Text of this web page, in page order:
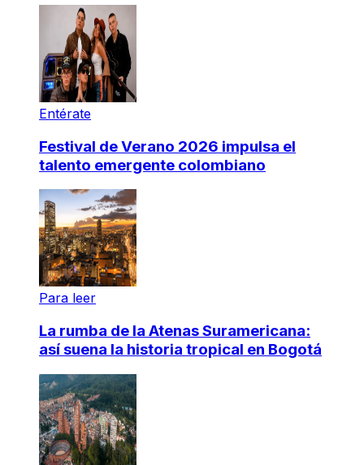
Entérate
Festival de Verano 2026 impulsa el
talento emergente colombiano
Para leer
La rumba de la Atenas Suramericana:
así suena la historia tropical en Bogotá